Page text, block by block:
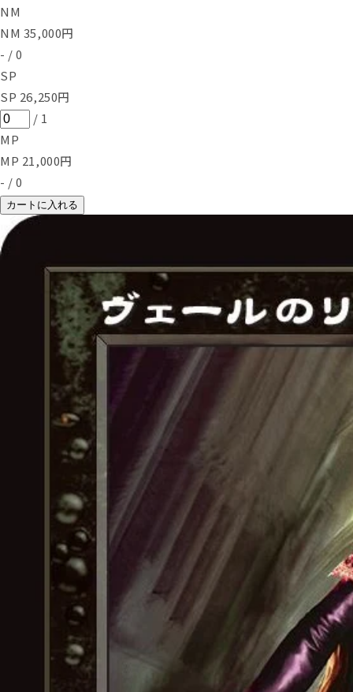
NM
NM 35,000円
- / 0
SP
SP 26,250円
/ 1
MP
MP 21,000円
- / 0
カートに入れる